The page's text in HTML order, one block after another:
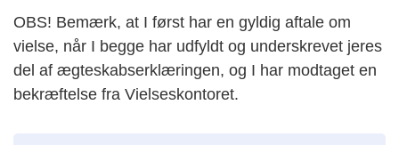
OBS! Bemærk, at I først har en gyldig aftale om
vielse, når I begge har udfyldt og underskrevet jeres
del af ægteskabserklæringen, og I har modtaget en
bekræftelse fra Vielseskontoret.